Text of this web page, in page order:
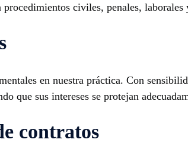
civiles, penales,
en nuestra práctica. Con
que sus intereses se protejan
contratos